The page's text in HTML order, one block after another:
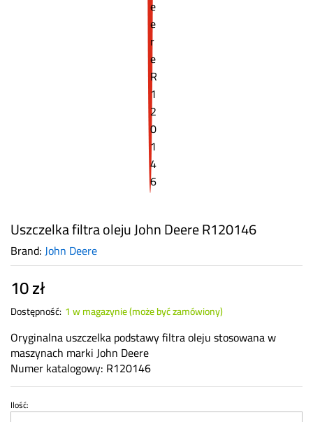
Uszczelka filtra oleju John Deere R120146
Brand:John Deere
10zł
Dostępność: 1 w magazynie (może być zamówiony)
Oryginalna uszczelka podstawy filtra oleju stosowana w
maszynach marki John Deere
Numer katalogowy: R120146
Uszczelka
Ilość: